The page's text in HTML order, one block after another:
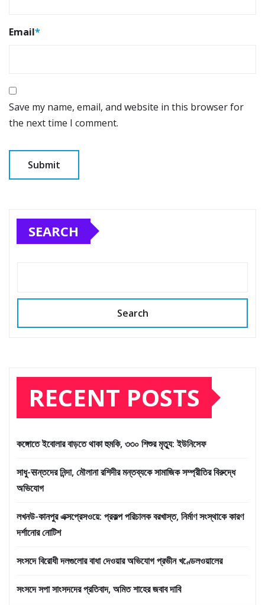
Email*
Save my name, email, and website in this browser for
the next time I comment.
SEARCH
Search
RECENT POSTS
কঙ্গোতে ইবোলার বাড়তে থাকা হুমকি, ৩৩০ শিশুর মৃত্যু: ইউনিসেফ
সাধু-सন্তদের নিন্দা, মৌলানা রশিদীর মন্তব্যকে সামাজিক সম্প্রীতির বিরুদ্ধে
অভিযোগ
লখনউ-কানপুর এক্সপ্রেসওয়ে: প্রকল্প পরিচালক বরখাস্ত, নির্মাণ সংস্থাকে কারণ
দর্শানোর নোটিশ
সংসদে বিরোধী দলগুলোর বাধা দেওয়ার অভিযোগ প্রভীন খণ্ডেলওয়ালের
সংসদে সপা সাংসদদের প্রতিবাদ, অমিত শাহের জবাব দাবি